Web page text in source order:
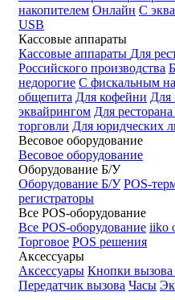
накопителем Онлайн С
USB
Кассовые аппараты
Кассовые аппараты Для
Российского производства
недорогие С фискальным
общепита Для кофейни Для
эквайрингом Для
торговли Для юридческих
Весовое оборудование
Весовое оборудование
Оборудование Б/У
Оборудование Б/У POS-
регистраторы
Все POS-оборудование
Все POS-оборудование iiko
Торговое POS решения
Аксессуары
Аксессуары Кнопки вызова
Передатчик вызова Часы